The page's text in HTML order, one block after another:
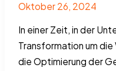
Oktober 26, 2024
In einer Zeit, in der
Transformation um
die Optimierung der